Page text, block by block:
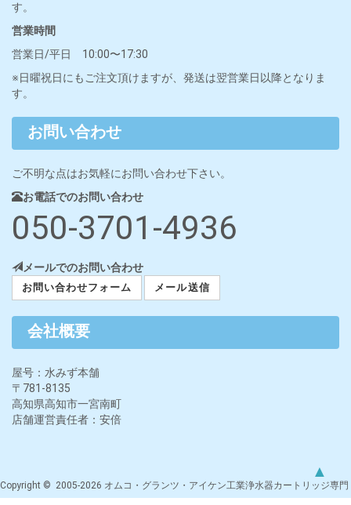
す。
営業時間
営業日/平日 10:00〜17:30
※日曜祝日にもご注文頂けますが、発送は翌営業日以降となりま
す。
お問い合わせ
ご不明な点はお気軽にお問い合わせ下さい。
お電話でのお問い合わせ
050-3701-4936
メールでのお問い合わせ
お問い合わせフォーム メール送信
会社概要
屋号：水みず本舗
〒781-8135
高知県高知市一宮南町
店舗運営責任者：安倍
Copyright © 2005-2026 オムコ・グランツ・アイケン工業浄水器カートリッジ専門
▲